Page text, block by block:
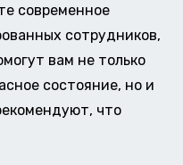
современное
сотрудников,
вам не только
состояние, но и
что